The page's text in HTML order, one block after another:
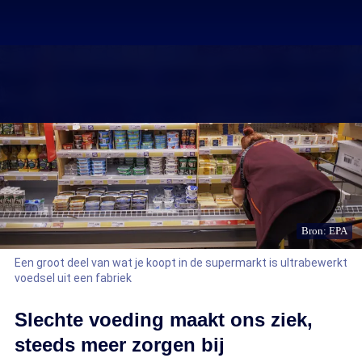
Bron: EPA
Een groot deel van wat je koopt in de supermarkt is ultrabewerkt
voedsel uit een fabriek
Slechte voeding maakt ons ziek,
steeds meer zorgen bij